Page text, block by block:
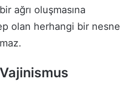
ağrı oluşmasına
olan herhangi bir nesne